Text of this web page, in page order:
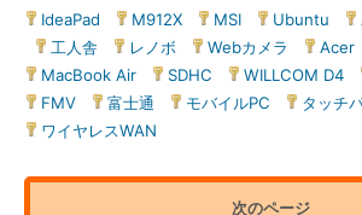
IdeaPad
M912X MSI Ubuntu
工人舎 レノボ Webカメラ Acer
MacBook Air
SDHC WILLCOM D4
FMV
富士通 モバイルPC タッチ
ワイヤレスWAN